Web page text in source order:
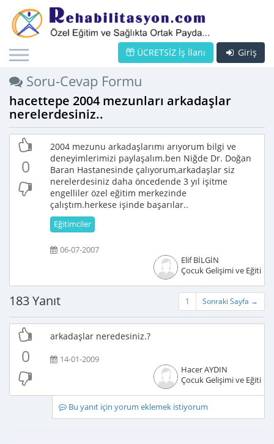
Giriş
ÜCRETSİZ İş İlanı
Soru-Cevap Formu
hacettepe 2004 mezunları arkadaşlar
nerelerdesiniz..
0
2004 mezunu arkadaşlarımı arıyorum bilgi ve
deneyimlerimizi paylaşalım.ben Niğde Dr. Doğan
Baran Hastanesinde çalıyorum,arkadaşlar siz
nerelerdesiniz daha öncedende 3 yıl işitme
engelliler özel eğitim merkezinde
çalıştım.herkese işinde başarılar..
Eğitimciler
06-07-2007
Elif BİLGİN
Çocuk Gelişimi ve
1 Sonraki Sayfa →
183 Yanıt
0
arkadaşlar neredesiniz.?
14-01-2009
Hacer AYDIN
Çocuk Gelişimi ve
Bu yanıt için yorum eklemek istiyorum